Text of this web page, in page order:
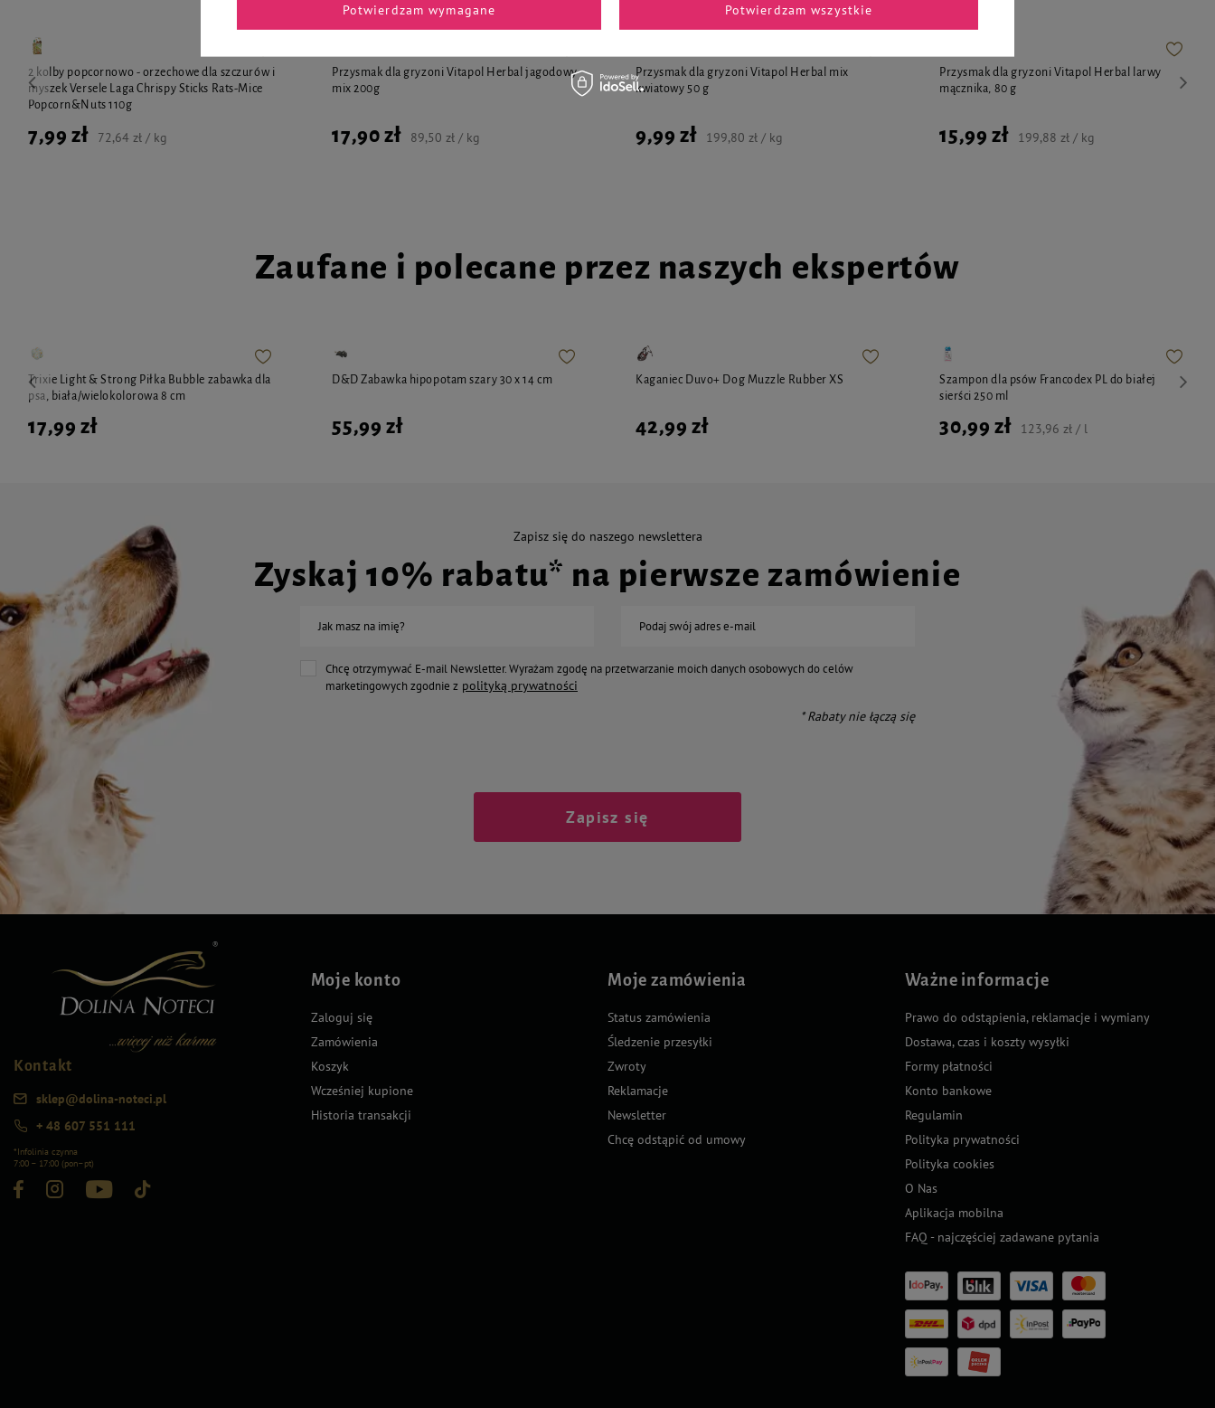
2 kolby popcornowo - orzechowe dla szczurów i
myszek Versele Laga Chrispy Sticks Rats-Mice
Popcorn&Nuts 110g
7,99 zł 72,64 zł / kg
Przysmak dla gryzoni Vitapol Herbal jagodowy
mix 200g
17,90 zł 89,50 zł / kg
Przysmak dla gryzoni Vitapol Herbal mix
kwiatowy 50 g
9,99 zł 199,80 zł / kg
Przysmak dla gryzoni Vitapol Herbal larwy
mącznika, 80 g
15,99 zł 199,88 zł / kg
Zaufane i polecane przez naszych ekspertów
Trixie Light & Strong Piłka Bubble zabawka dla
psa, biała/wielokolorowa 8 cm
17,99 zł
D&D Zabawka hipopotam szary 30 x 14 cm
55,99 zł
Kaganiec Duvo+ Dog Muzzle Rubber XS
42,99 zł
Szampon dla psów Francodex PL do białej
sierści 250 ml
30,99 zł 123,96 zł / l
Zapisz się do naszego newslettera
Zyskaj 10% rabatu* na pierwsze zamówienie
Jak masz na imię? Podaj swój adres e-mail
Chcę otrzymywać E-mail Newsletter. Wyrażam zgodę na przetwarzanie moich danych osobowych do celów
marketingowych zgodnie z polityką prywatności
* Rabaty nie łączą się
Zapisz się
Kontakt
sklep@dolina-noteci.pl
+ 48 607 551 111
*Infolinia czynna
7:00 – 17:00 (pon–pt)
Moje konto
Zaloguj się
Zamówienia
Koszyk
Wcześniej kupione
Historia transakcji
Moje zamówienia
Status zamówienia
Śledzenie przesyłki
Zwroty
Reklamacje
Newsletter
Chcę odstąpić od umowy
Ważne informacje
Prawo do odstąpienia, reklamacje i wymiany
Dostawa, czas i koszty wysyłki
Formy płatności
Konto bankowe
Regulamin
Polityka prywatności
Polityka cookies
O Nas
Aplikacja mobilna
FAQ - najczęściej zadawane pytania
Potwierdzam wymagane Potwierdzam wszystkie